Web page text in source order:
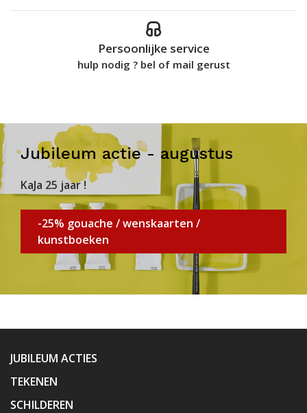
Persoonlijke service
hulp nodig ? bel of mail gerust
Jubileum actie - augustus
KaJa 25 jaar !
-25% gouache / wenskaarten /
kunstboeken
JUBILEUM ACTIES
TEKENEN
SCHILDEREN